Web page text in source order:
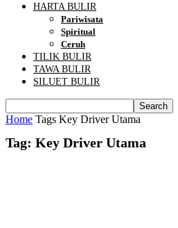
HARTA BULIR
Pariwisata
Spiritual
Ceruh
TILIK BULIR
TAWA BULIR
SILUET BULIR
Home Tags Key Driver Utama
Tag: Key Driver Utama